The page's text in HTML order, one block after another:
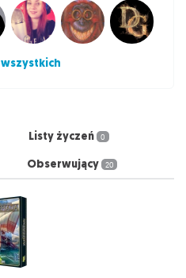
Listy życzeń 0
Obserwujący 20